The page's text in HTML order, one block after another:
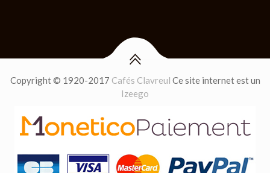
Copyright © 1920-2017 Cafés Clavreul Ce site internet est un
Izeego